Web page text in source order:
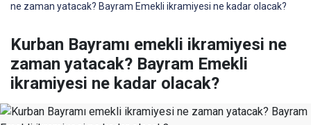
ne zaman yatacak? Bayram Emekli ikramiyesi ne kadar olacak?
Kurban Bayramı emekli ikramiyesi ne
zaman yatacak? Bayram Emekli
ikramiyesi ne kadar olacak?